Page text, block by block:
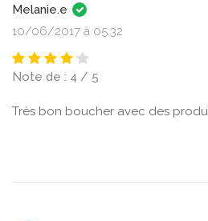
Melanie.e
10/06/2017 à 05:32
Note de : 4 / 5
Très bon boucher avec des